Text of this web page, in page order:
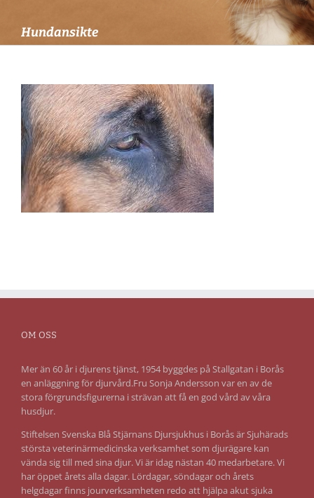
Hundansikte
OM OSS
Mer än 60 år i djurens tjänst, 1954 byggdes på Stallgatan i Borås
en anläggning för djurvård.Fru Sonja Andersson var en av de
stora förgrundsfigurerna i strävan att få en god vård av våra
husdjur.
Stiftelsen Svenska Blå Stjärnans Djursjukhus i Borås är Sjuhärads
största veterinärmedicinska verksamhet som djurägare kan
vända sig till med sina djur. Vi är idag nästan 40 medarbetare. Vi
har öppet årets alla dagar. Lördagar, söndagar och årets
helgdagar finns jourverksamheten redo att hjälpa akut sjuka